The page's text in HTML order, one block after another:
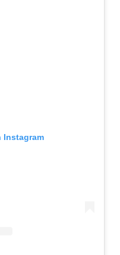
Instagram